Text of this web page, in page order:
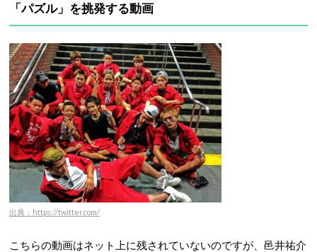
「パズル」を挑発する動画
出典：https://twitter.com/
こちらの動画はネット上に残されていないのですが、邑井祐介